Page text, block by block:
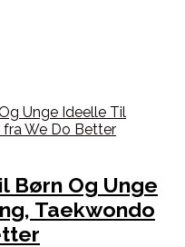
Børn Og Unge
Taekwondo